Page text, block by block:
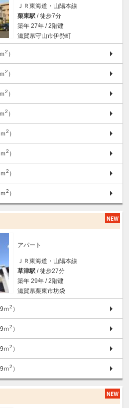
ＪＲ東海道・山陽本線
栗東駅 / 徒歩7分
築年 27年 / 2階建
滋賀県守山市伊勢町
2 ）
2 ）
2 ）
2 ）
2 ）
2 ）
2 ）
2 ）
アパート
ＪＲ東海道・山陽本線
草津駅 / 徒歩27分
築年 29年 / 2階建
滋賀県栗東市坊袋
ｍ2 ）
ｍ2 ）
ｍ2 ）
ｍ2 ）